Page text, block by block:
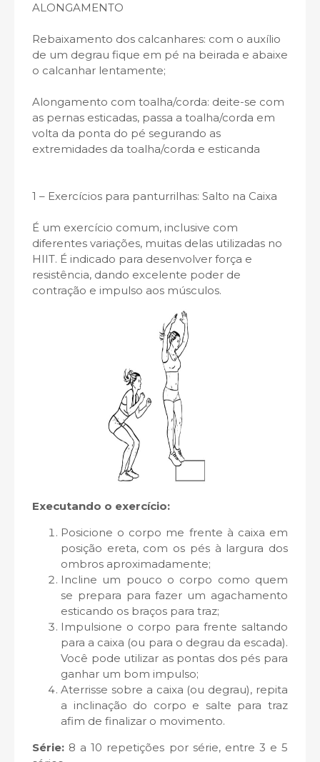
ALONGAMENTO
Rebaixamento dos calcanhares: com o auxílio
de um degrau fique em pé na beirada e abaixe
o calcanhar lentamente;
Alongamento com toalha/corda: deite-se com
as pernas esticadas, passa a toalha/corda em
volta da ponta do pé segurando as
extremidades da toalha/corda e esticanda
1 – Exercícios para panturrilhas: Salto na Caixa
É um exercício comum, inclusive com
diferentes variações, muitas delas utilizadas no
HIIT. É indicado para desenvolver força e
resistência, dando excelente poder de
contração e impulso aos músculos.
Executando o exercício:
Posicione o corpo me frente à caixa em
posição ereta, com os pés à largura dos
ombros aproximadamente;
Incline um pouco o corpo como quem
se prepara para fazer um agachamento
esticando os braços para traz;
Impulsione o corpo para frente saltando
para a caixa (ou para o degrau da escada).
Você pode utilizar as pontas dos pés para
ganhar um bom impulso;
Aterrisse sobre a caixa (ou degrau), repita
a inclinação do corpo e salte para traz
afim de finalizar o movimento.
Série: 8 a 10 repetições por série, entre 3 e 5